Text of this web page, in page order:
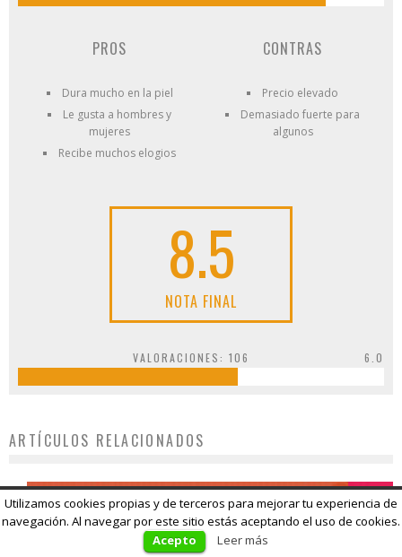
PROS
Dura mucho en la piel
Le gusta a hombres y
mujeres
Recibe muchos elogios
CONTRAS
Precio elevado
Demasiado fuerte para
algunos
8.5
NOTA FINAL
VALORACIONES: 106 6.0
ARTÍCULOS RELACIONADOS
6.9
Utilizamos cookies propias y de terceros para mejorar tu experiencia de
navegación. Al navegar por este sitio estás aceptando el uso de cookies.
Acepto
Leer más